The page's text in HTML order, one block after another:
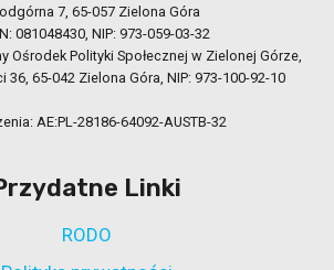
7, 65-057 Zielona Góra
081048430, NIP: 973-059-03-32
Ośrodek Polityki Społecznej w Zielonej Górze,
36, 65-042 Zielona Góra, NIP: 973-100-92-10
AE:PL-28186-64092-AUSTB-32
Linki
RODO